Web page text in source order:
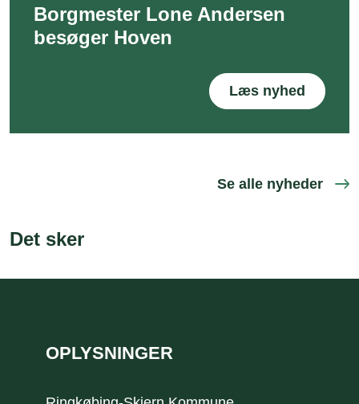
Borgmester Lone Andersen
besøger Hoven
Læs nyhed
Se alle nyheder
Det sker
OPLYSNINGER